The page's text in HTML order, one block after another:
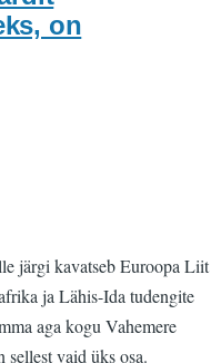
on
järgi kavatseb Euroopa Liit
ja Lähis-Ida tudengite
aga kogu Vahemere
sellest vaid üks osa.